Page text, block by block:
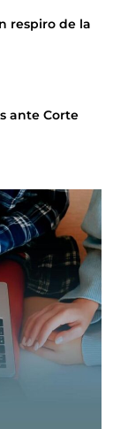
respiro de la
ante Corte